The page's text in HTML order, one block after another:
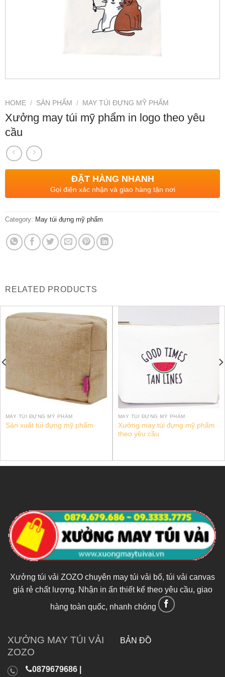
HOME / SẢN PHẨM / MAY TÚI ĐỰNG MỸ PHẨM
Xưởng may túi mỹ phẩm in logo theo yêu
cầu
ĐẶT HÀNG NHANH
Gọi điện xác nhận và giao hàng tận nơi
Category: May túi đựng mỹ phẩm
RELATED PRODUCTS
MAY TÚI ĐỰNG MỸ PHẨM
Sản xuất túi đựng mỹ phẩm
MAY TÚI ĐỰNG MỸ PHẨM
Xưởng may túi đựng mỹ phẩm
theo yêu cầu
Xưởng túi vải ZOZO chuyên may túi vải bố, túi vải canvas
giá rẻ chất lượng. Nhận in ấn thiết kế theo yêu cầu, giao
hàng toàn quốc, nhanh chóng
XƯỞNG MAY TÚI VẢI
ZOZO
0879679686 |
BẢN ĐỒ